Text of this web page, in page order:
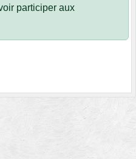
participer aux